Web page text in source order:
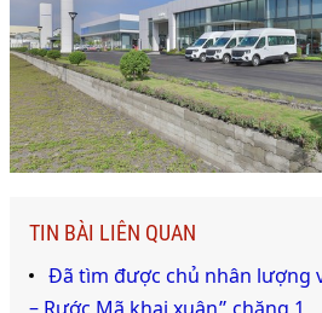
TIN BÀI LIÊN QUAN
Đã tìm được chủ nhân lượng
– Rước Mã khai xuân” chặng 1